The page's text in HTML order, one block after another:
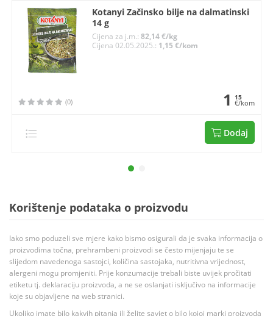
Kotanyi Začinsko bilje na dalmatinski
14 g
Cijena za j.m.: 82,14 €/kg
Cijena 02.05.2025.: 1,15 €/kom
(0) 1 15
€/kom
Dodaj
Korištenje podataka o proizvodu
Iako smo poduzeli sve mjere kako bismo osigurali da je svaka informacija o
proizvodima točna, prehrambeni proizvodi se često mijenjaju te se
slijedom navedenoga sastojci, količina sastojaka, nutritivna vrijednost,
alergeni mogu promjeniti. Prije konzumacije trebali biste uvijek pročitati
etiketu tj. deklaraciju proizvoda, a ne se oslanjati isključivo na informacije
koje su objavljene na web stranici.
Ukoliko imate bilo kakvih pitanja ili želite savjet o bilo kojoj marki proizvoda